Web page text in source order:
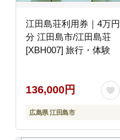
江田島荘利用券｜4万円
分 江田島市/江田島荘
[XBH007] 旅行・体験
136,000円
広島県 江田島市